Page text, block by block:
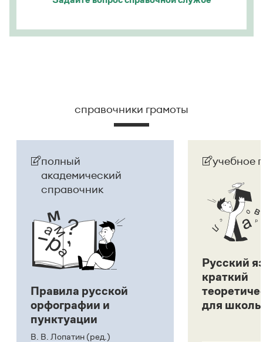
справочники грамоты
полный
академический
справочник
Правила русской
орфографии и
пунктуации
В. В. Лопатин (ред.)
учебное
Русский
краткий
для